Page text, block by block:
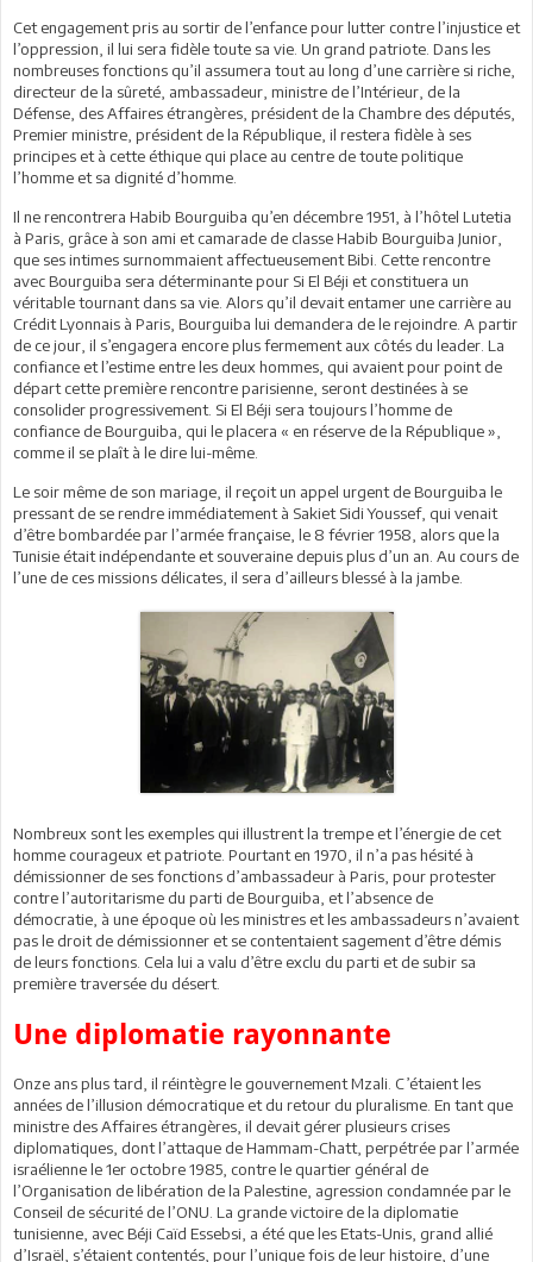
Cet engagement pris au sortir de l’enfance pour lutter contre l’injustice et
l’oppression, il lui sera fidèle toute sa vie. Un grand patriote. Dans les
nombreuses fonctions qu’il assumera tout au long d’une carrière si riche,
directeur de la sûreté, ambassadeur, ministre de l’Intérieur, de la
Défense, des Affaires étrangères, président de la Chambre des députés,
Premier ministre, président de la République, il restera fidèle à ses
principes et à cette éthique qui place au centre de toute politique
l’homme et sa dignité d’homme.
Il ne rencontrera Habib Bourguiba qu’en décembre 1951, à l’hôtel Lutetia
à Paris, grâce à son ami et camarade de classe Habib Bourguiba Junior,
que ses intimes surnommaient affectueusement Bibi. Cette rencontre
avec Bourguiba sera déterminante pour Si El Béji et constituera un
véritable tournant dans sa vie. Alors qu’il devait entamer une carrière au
Crédit Lyonnais à Paris, Bourguiba lui demandera de le rejoindre. A partir
de ce jour, il s’engagera encore plus fermement aux côtés du leader. La
confiance et l’estime entre les deux hommes, qui avaient pour point de
départ cette première rencontre parisienne, seront destinées à se
consolider progressivement. Si El Béji sera toujours l’homme de
confiance de Bourguiba, qui le placera « en réserve de la République »,
comme il se plaît à le dire lui-même.
Le soir même de son mariage, il reçoit un appel urgent de Bourguiba le
pressant de se rendre immédiatement à Sakiet Sidi Youssef, qui venait
d’être bombardée par l’armée française, le 8 février 1958, alors que la
Tunisie était indépendante et souveraine depuis plus d’un an. Au cours de
l’une de ces missions délicates, il sera d’ailleurs blessé à la jambe.
Nombreux sont les exemples qui illustrent la trempe et l’énergie de cet
homme courageux et patriote. Pourtant en 1970, il n’a pas hésité à
démissionner de ses fonctions d’ambassadeur à Paris, pour protester
contre l’autoritarisme du parti de Bourguiba, et l’absence de
démocratie, à une époque où les ministres et les ambassadeurs n’avaient
pas le droit de démissionner et se contentaient sagement d’être démis
de leurs fonctions. Cela lui a valu d’être exclu du parti et de subir sa
première traversée du désert.
Une diplomatie rayonnante
Onze ans plus tard, il réintègre le gouvernement Mzali. C’étaient les
années de l’illusion démocratique et du retour du pluralisme. En tant que
ministre des Affaires étrangères, il devait gérer plusieurs crises
diplomatiques, dont l’attaque de Hammam-Chatt, perpétrée par l’armée
israélienne le 1er octobre 1985, contre le quartier général de
l’Organisation de libération de la Palestine, agression condamnée par le
Conseil de sécurité de l’ONU. La grande victoire de la diplomatie
tunisienne, avec Béji Caïd Essebsi, a été que les Etats-Unis, grand allié
d’Israël, s’étaient contentés, pour l’unique fois de leur histoire, d’une